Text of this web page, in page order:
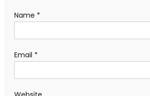
Name *
Email *